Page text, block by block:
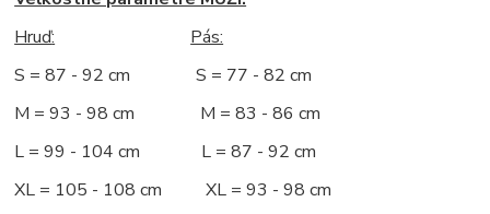
Hruď:
Pás:
S = 87 - 92 cm S = 77 - 82 cm
M = 93 - 98 cm M = 83 - 86 cm
L = 99 - 104 cm L = 87 - 92 cm
XL = 105 - 108 cm XL = 93 - 98 cm